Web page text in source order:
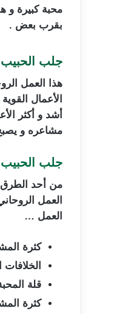
محبة كبيرة و
بقرب بعض .
جلب الحبيب
هذا العمل
الأعمال
أشد و أكثر
مشاعره و
جلب الحبيب
من أحد الطرق
العمل
العمل …
كثرة
قلة
كثرة